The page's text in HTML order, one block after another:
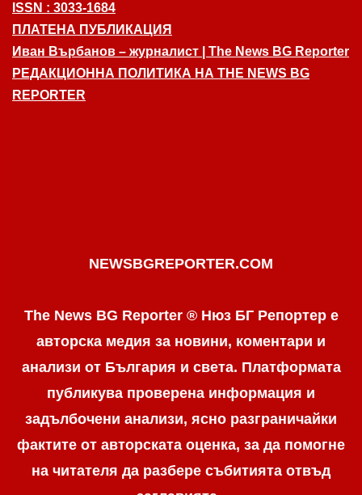
ISSN : 3033-1684
ПЛАТЕНА ПУБЛИКАЦИЯ
Иван Върбанов – журналист | The News BG Reporter
РЕДАКЦИОННА ПОЛИТИКА НА THE NEWS BG
REPORTER
NEWSBGREPORTER.COM
The News BG Reporter ® Нюз БГ Репортер е
авторска медия за новини, коментари и
анализи от България и света. Платформата
публикува проверена информация и
задълбочени анализи, ясно разграничaйки
фактите от авторската оценка, за да помогне
на читателя да разбере събитията отвъд